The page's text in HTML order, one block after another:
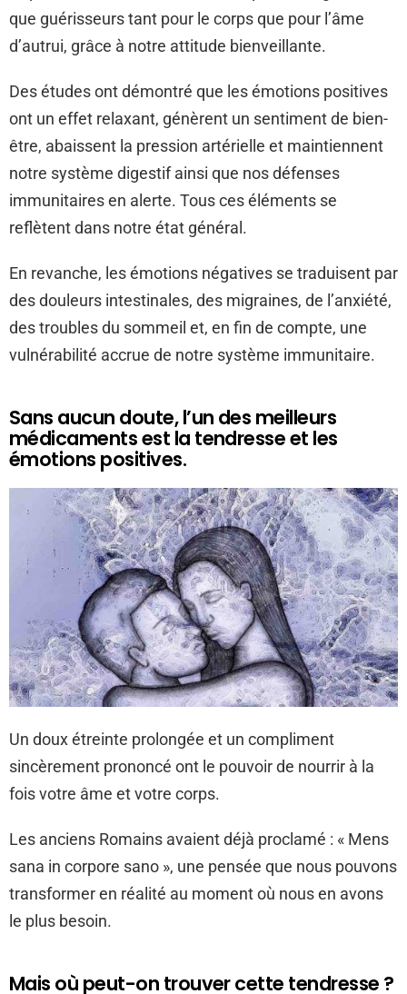
que guérisseurs tant pour le corps que pour l’âme
d’autrui, grâce à notre attitude bienveillante.
Des études ont démontré que les émotions positives
ont un effet relaxant, génèrent un sentiment de bien-
être, abaissent la pression artérielle et maintiennent
notre système digestif ainsi que nos défenses
immunitaires en alerte. Tous ces éléments se
reflètent dans notre état général.
En revanche, les émotions négatives se traduisent par
des douleurs intestinales, des migraines, de l’anxiété,
des troubles du sommeil et, en fin de compte, une
vulnérabilité accrue de notre système immunitaire.
Sans aucun doute, l’un des meilleurs
médicaments est la tendresse et les
émotions positives.
Un doux étreinte prolongée et un compliment
sincèrement prononcé ont le pouvoir de nourrir à la
fois votre âme et votre corps.
Les anciens Romains avaient déjà proclamé : « Mens
sana in corpore sano », une pensée que nous pouvons
transformer en réalité au moment où nous en avons
le plus besoin.
Mais où peut-on trouver cette tendresse ?